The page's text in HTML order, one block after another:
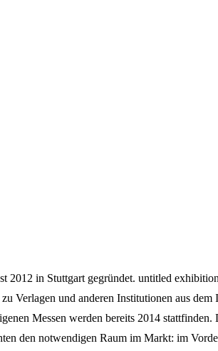
in Stuttgart gegründet. untitled
Verlagen und anderen Institutionen aus
Messen werden bereits 2014
den notwendigen Raum im Markt: im